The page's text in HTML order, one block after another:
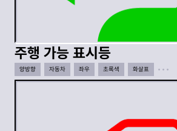
주행 가능 표시등
양방향 자동차 좌우 초록색 화살표